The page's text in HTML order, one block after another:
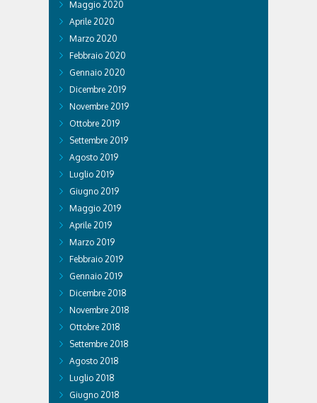
Maggio 2020
Aprile 2020
Marzo 2020
Febbraio 2020
Gennaio 2020
Dicembre 2019
Novembre 2019
Ottobre 2019
Settembre 2019
Agosto 2019
Luglio 2019
Giugno 2019
Maggio 2019
Aprile 2019
Marzo 2019
Febbraio 2019
Gennaio 2019
Dicembre 2018
Novembre 2018
Ottobre 2018
Settembre 2018
Agosto 2018
Luglio 2018
Giugno 2018